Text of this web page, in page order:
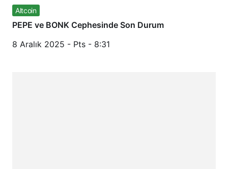
Altcoin
PEPE ve BONK Cephesinde Son Durum
8 Aralık 2025 - Pts - 8:31